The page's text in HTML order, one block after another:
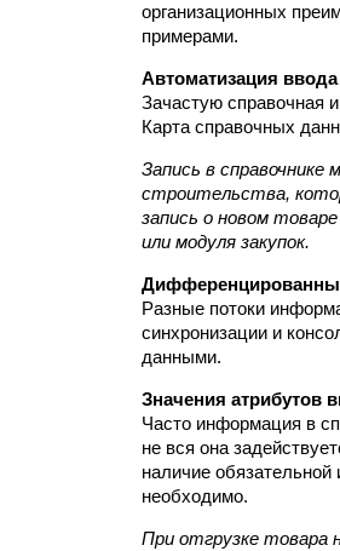
организационных
примерами.
Автоматизация
Зачастую справочная
Карта справочных
Запись в справочнике
строительства,
запись о новом
или модуля закупок.
Разные потоки
синхронизации и
данными.
Значения атрибутов
Часто информация в
не вся она
наличие обязательной
необходимо.
При отгрузке товара